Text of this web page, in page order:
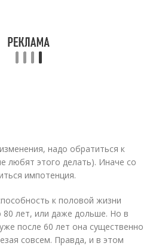
надо обратиться к
любят этого делать). Иначе со
импотенция.
к половой жизни
80 лет, или даже дольше. Но в
после 60 лет она существенно
совсем. Правда, и в этом